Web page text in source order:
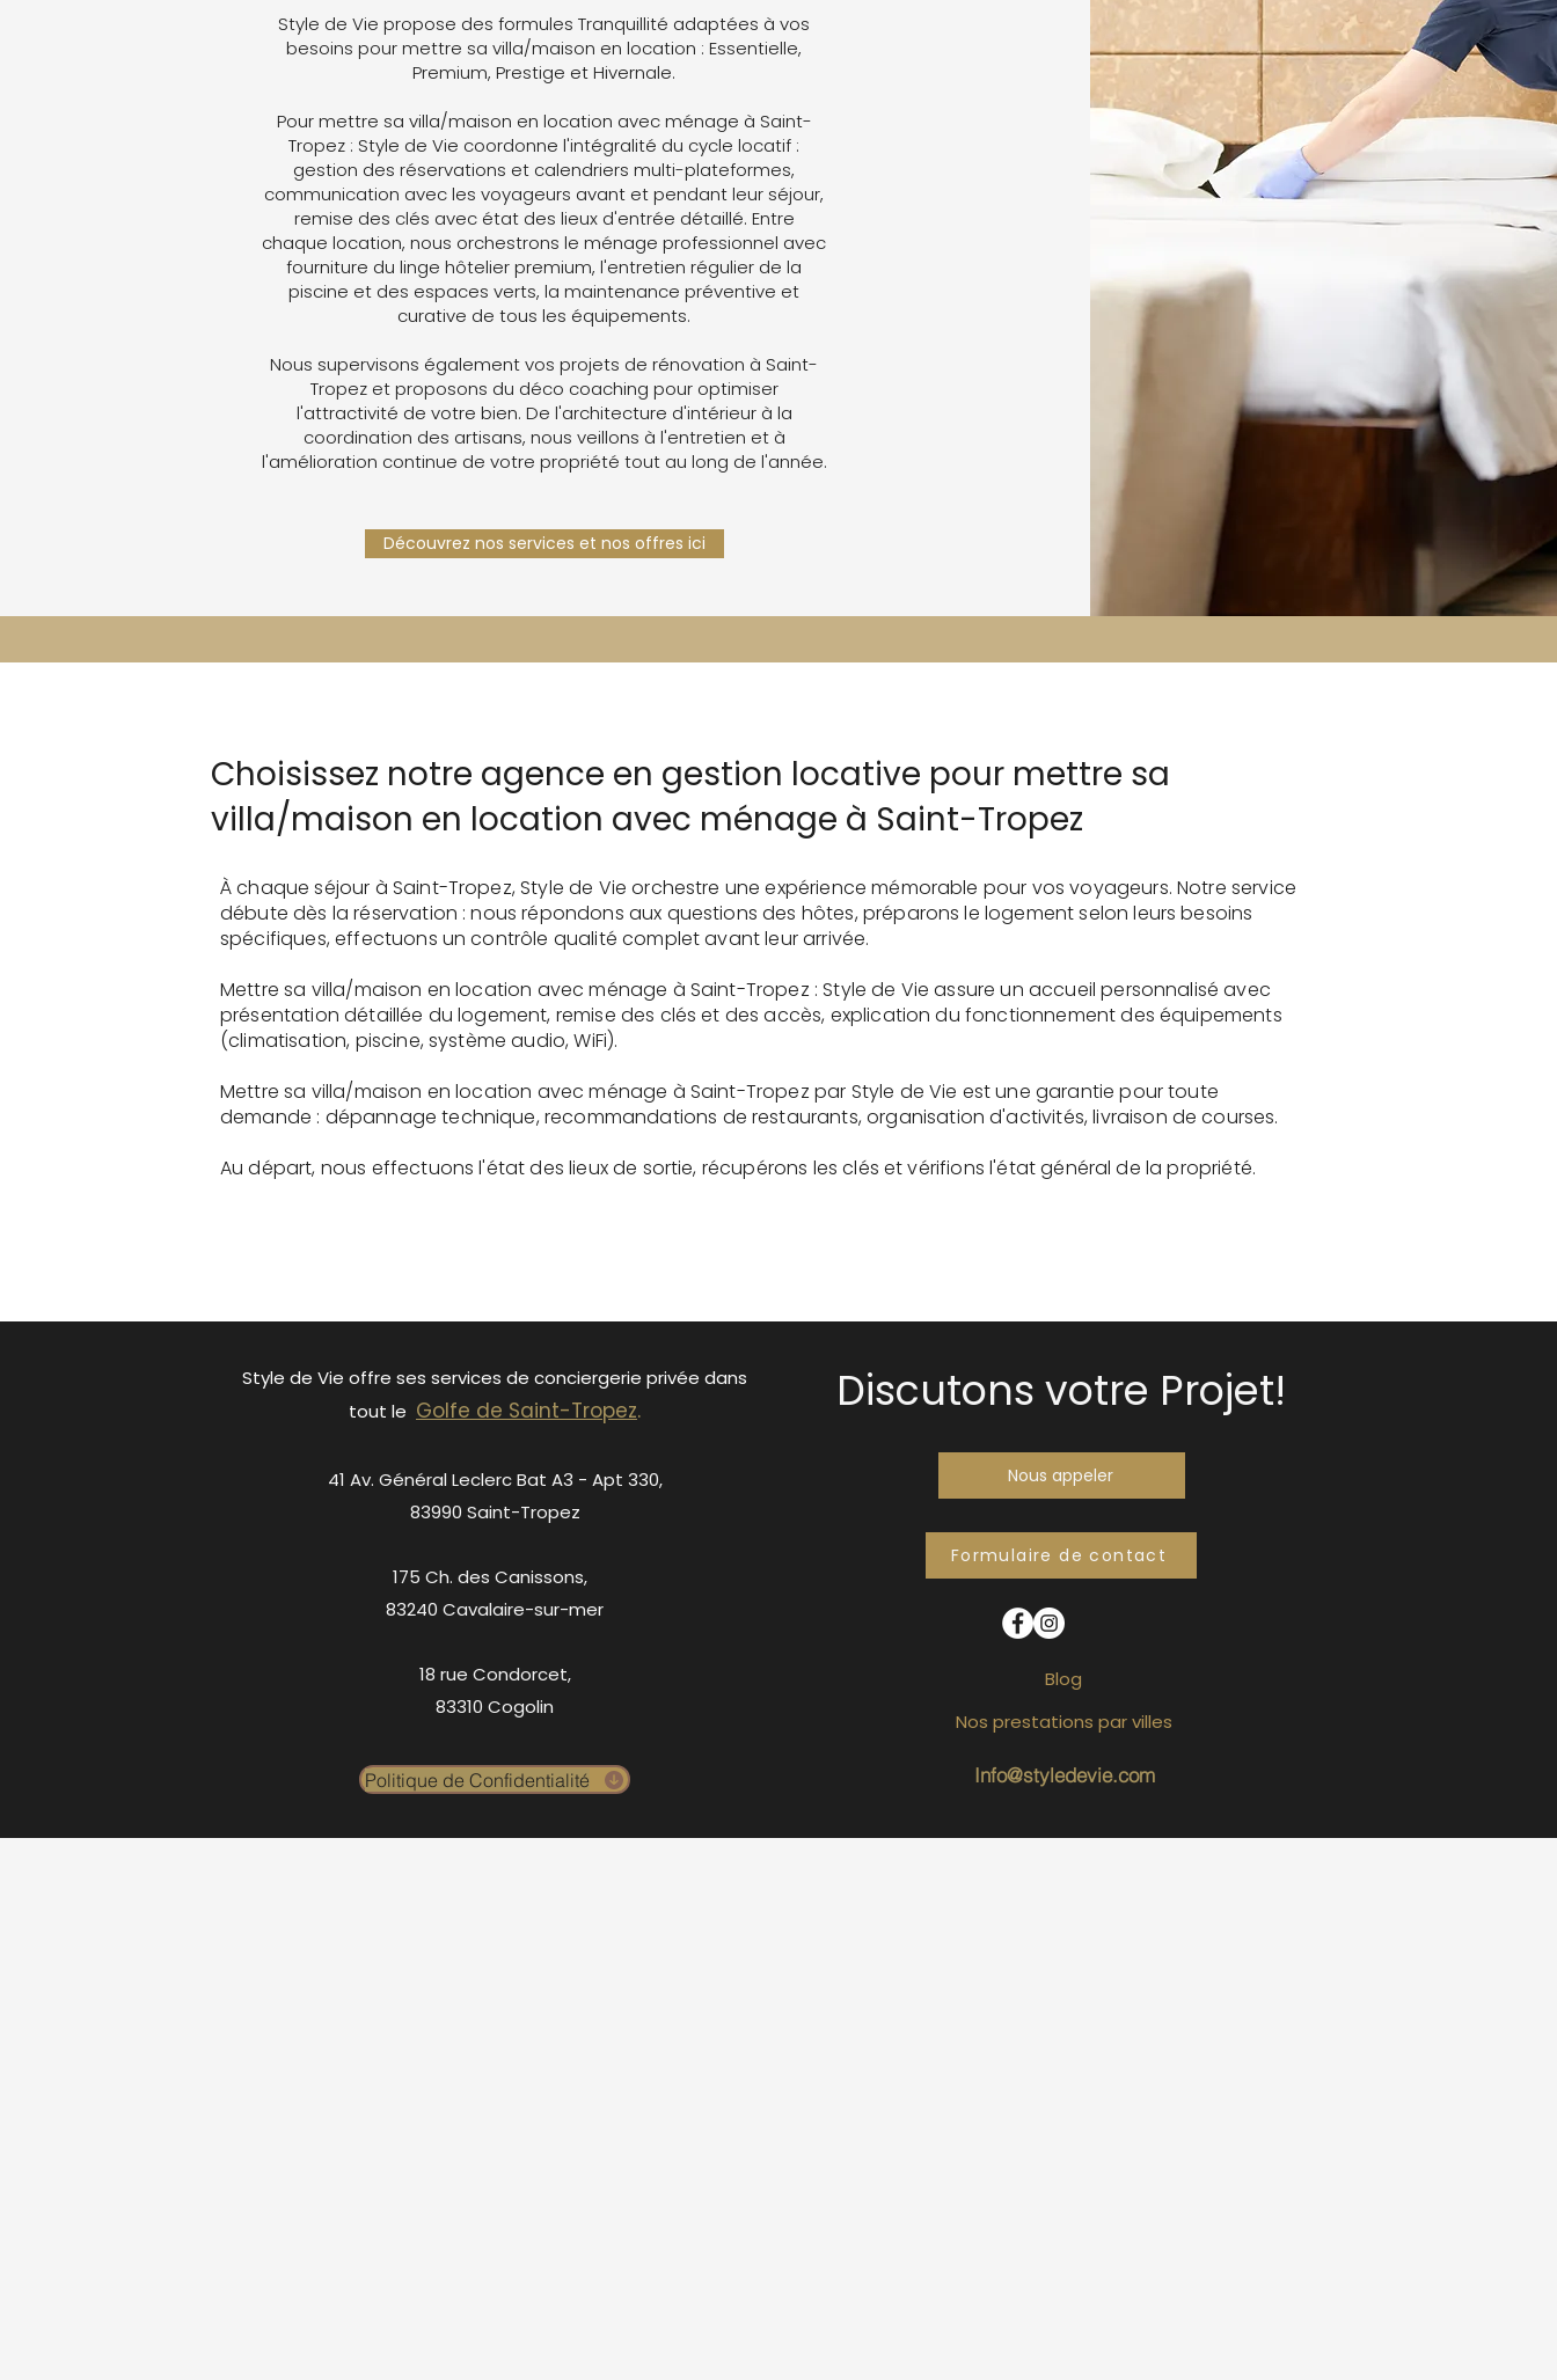
Style de Vie propose des formules Tranquillité adaptées à vos
besoins pour mettre sa villa/maison en location : Essentielle,
Premium, Prestige et Hivernale.
Pour mettre sa villa/maison en location avec ménage à Saint-
Tropez : Style de Vie coordonne l'intégralité du cycle locatif :
gestion des réservations et calendriers multi-plateformes,
communication avec les voyageurs avant et pendant leur séjour,
remise des clés avec état des lieux d'entrée détaillé. Entre
chaque location, nous orchestrons le ménage professionnel avec
fourniture du linge hôtelier premium, l'entretien régulier de la
piscine et des espaces verts, la maintenance préventive et
curative de tous les équipements.
Nous supervisons également vos projets de rénovation à Saint-
Tropez et proposons du déco coaching pour optimiser
l'attractivité de votre bien. De l'architecture d'intérieur à la
coordination des artisans, nous veillons à l'entretien et à
l'amélioration continue de votre propriété tout au long de l'année.
Découvrez nos services et nos offres ici
Choisissez notre agence en gestion locative pour mettre sa
villa/maison en location avec ménage à Saint-Tropez
À chaque séjour à Saint-Tropez, Style de Vie orchestre une expérience mémorable pour vos voyageurs. Notre service
débute dès la réservation : nous répondons aux questions des hôtes, préparons le logement selon leurs besoins
spécifiques, effectuons un contrôle qualité complet avant leur arrivée.
Mettre sa villa/maison en location avec ménage à Saint-Tropez : Style de Vie assure un accueil personnalisé avec
présentation détaillée du logement, remise des clés et des accès, explication du fonctionnement des équipements
(climatisation, piscine, système audio, WiFi).
Mettre sa villa/maison en location avec ménage à Saint-Tropez par Style de Vie est une garantie pour toute
demande : dépannage technique, recommandations de restaurants, organisation d'activités, livraison de courses.
Au départ, nous effectuons l'état des lieux de sortie, récupérons les clés et vérifions l'état général de la propriété.
Style de Vie offre ses services de conciergerie privée dans
tout le Golfe de Saint-Tropez.
41 Av. Général Leclerc Bat A3 - Apt 330,
83990 Saint-Tropez
175 Ch. des Canissons,
83240 Cavalaire-sur-mer
18 rue Condorcet,
83310 Cogolin
Politique de Confidentialité
Discutons votre Projet!
Nous appeler
Formulaire de contact
Blog
Info@styledevie.com
Nos prestations par villes